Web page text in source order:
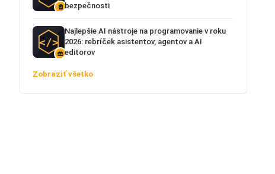
bezpečnosti
Najlepšie AI nástroje na programovanie v roku
2026: rebríček asistentov, agentov a AI
editorov
Zobraziť všetko